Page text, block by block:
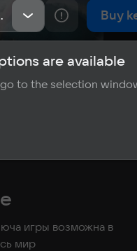
Buy
News Requirements
игры возможна в
мир
are available
to the selection